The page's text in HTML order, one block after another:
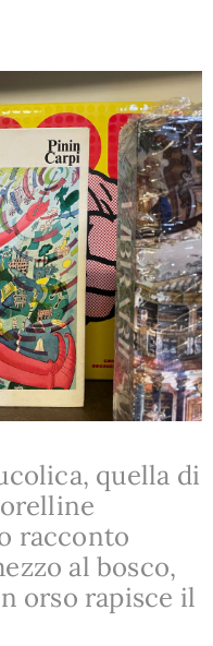
quella di
racconto
al bosco,
orso rapisce il